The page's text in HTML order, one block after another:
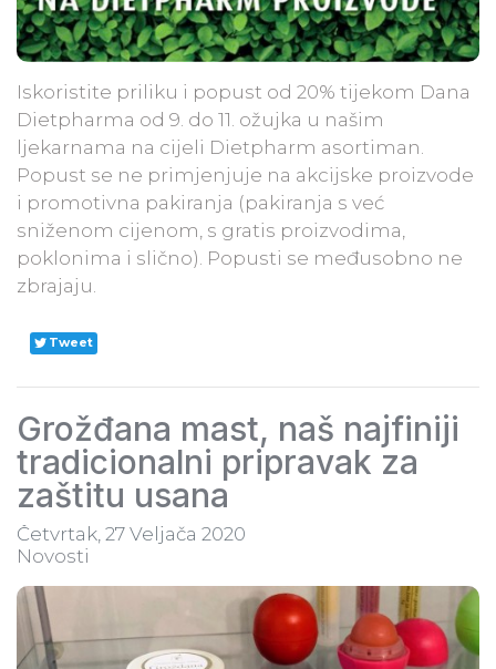
Iskoristite priliku i popust od 20% tijekom Dana
Dietpharma od 9. do 11. ožujka u našim
ljekarnama na cijeli Dietpharm asortiman.
Popust se ne primjenjuje na akcijske proizvode
i promotivna pakiranja (pakiranja s već
sniženom cijenom, s gratis proizvodima,
poklonima i slično). Popusti se međusobno ne
zbrajaju.
Tweet
Grožđana mast, naš najfiniji
tradicionalni pripravak za
zaštitu usana
Četvrtak, 27 Veljača 2020
Novosti